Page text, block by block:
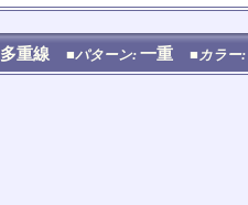
多重線 ■パターン: 一重 ■カラー: